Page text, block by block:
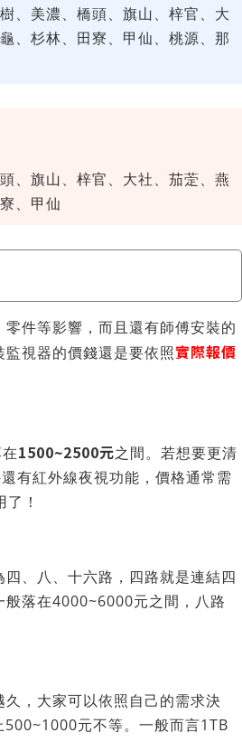
、美濃、橋頭、旗山、梓官、大
、杉林、田寮、甲仙、桃源、那
、旗山、梓官、大社、茄萣、燕
、甲仙
件等影響，而且還有師傅安裝的
視器的價錢還是要依照實際報價
1500~2500元之間。若想要更清
有紅外線夜視功能，價格通常需
！
、八、十六路，四路就是連結四
落在4000~6000元之間，八路
，大家可以依照自己的需求決
元不等。一般而言1TB